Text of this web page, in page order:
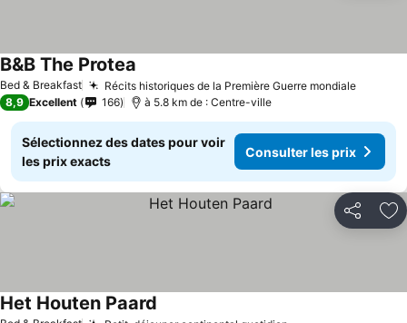
Bed & Breakfast Récits historiques de la Première Guerre mondiale
B&B The Protea
8,9 Excellent 166 à 5.8 km de : Centre-ville
Sélectionnez des dates pour voir
les prix exacts
Consulter les prix
Partager
Het Houten Paard